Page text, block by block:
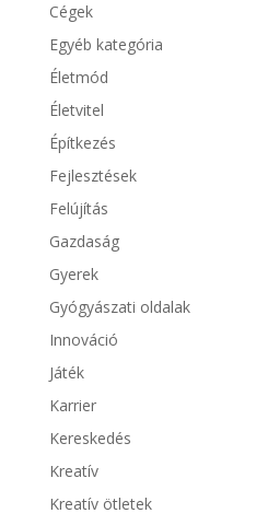
Cégek
Egyéb kategória
Életmód
Életvitel
Építkezés
Fejlesztések
Felújítás
Gazdaság
Gyerek
Gyógyászati oldalak
Innováció
Játék
Karrier
Kereskedés
Kreatív
Kreatív ötletek